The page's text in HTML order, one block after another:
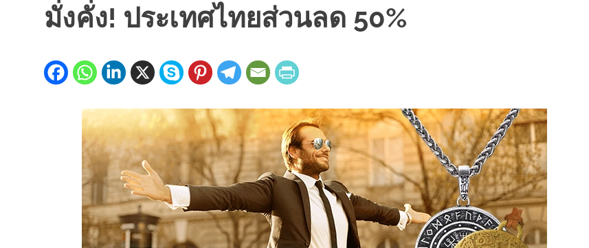
มั่งคั่ง! ประเทศไทยส่วนลด 50%